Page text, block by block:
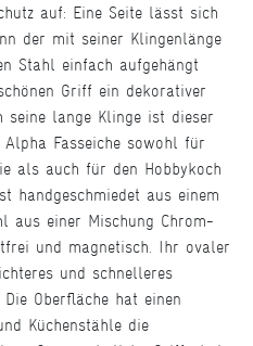
auf: Eine Seite lässt sich
der mit seiner Klingenlänge
Stahl einfach aufgehängt
Griff ein dekorativer
seine lange Klinge ist dieser
Fasseiche sowohl für
als auch für den Hobbykoch
handgeschmiedet aus einem
aus einer Mischung Chrom-
und magnetisch. Ihr ovaler
und schnelleres
Oberfläche hat einen
Küchenstähle die